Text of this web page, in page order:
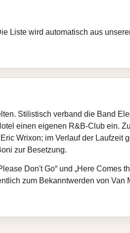
Liste wird automatisch aus
Stilistisch verband die Band
einen eigenen R&B-Club ein.
Wrixon; im Verlauf der Laufzeit
zur Besetzung.
Don't Go“ und „Here Comes
zum Bekanntwerden von Van